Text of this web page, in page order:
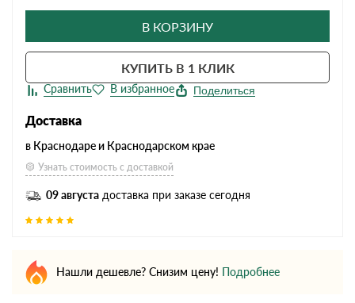
В КОРЗИНУ
КУПИТЬ В 1 КЛИК
Поделиться
Доставка
в Краснодаре и Краснодарском крае
Узнать стоимость с доставкой
09 августа доставка при заказе сегодня
Нашли дешевле? Снизим цену! Подробнее